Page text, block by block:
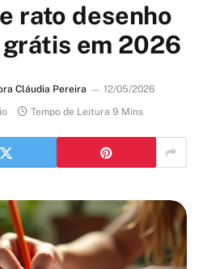
rato desenho
em 2026
Cláudia Pereira
12/05/2026
Tempo de Leitura 9 Mins